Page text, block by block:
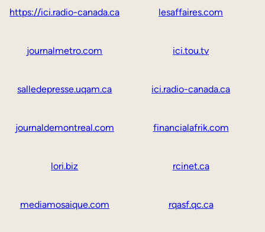
https://ici.radio-canada.ca lesaffaires.com
journalmetro.com ici.tou.tv
salledepresse.uqam.ca ici.radio-canada.ca
journaldemontreal.com financialafrik.com
lori.biz rcinet.ca
mediamosaique.com rqasf.qc.ca